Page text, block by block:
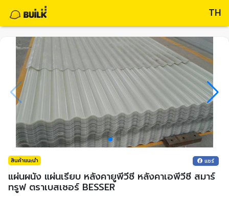
TH
สินค้าแนะนำ แชร์
แผ่นผนัง แผ่นเรียบ หลังคายูพีวีซี หลังคาเอพีวีซี สมาร์
ทรูฟ ตราเบสเซอร์ BESSER